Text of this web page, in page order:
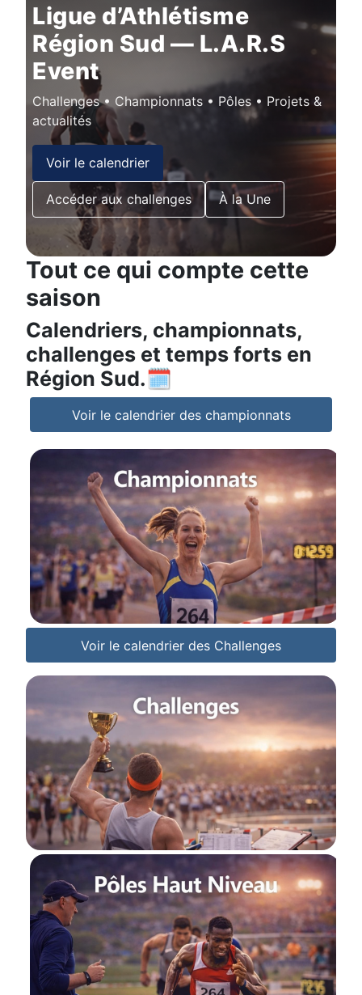
Ligue d’Athlétisme
Région Sud — L.A.R.S
Event
Challenges • Championnats • Pôles • Projets &
actualités
Voir le calendrier
Accéder aux challenges À la Une
Tout ce qui compte cette
saison
Calendriers, championnats,
challenges et temps forts en
Région Sud.🗓️
Voir le calendrier des championnats
Voir le calendrier des Challenges